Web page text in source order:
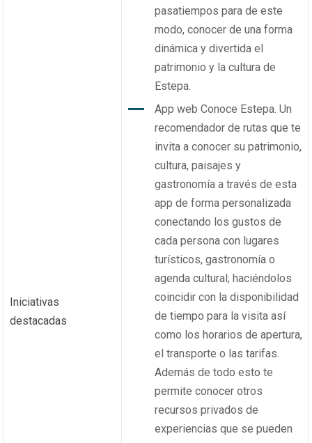
Iniciativas
destacadas
pasatiempos para de este
modo, conocer de una forma
dinámica y divertida el
patrimonio y la cultura de
Estepa.
App web Conoce Estepa. Un
recomendador de rutas que te
invita a conocer su patrimonio,
cultura, paisajes y
gastronomía a través de esta
app de forma personalizada
conectando los gustos de
cada persona con lugares
turísticos, gastronomía o
agenda cultural; haciéndolos
coincidir con la disponibilidad
de tiempo para la visita así
como los horarios de apertura,
el transporte o las tarifas.
Además de todo esto te
permite conocer otros
recursos privados de
experiencias que se pueden